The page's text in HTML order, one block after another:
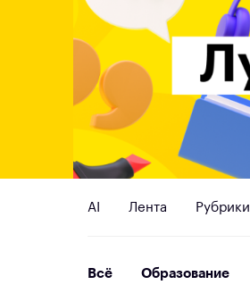
AI Лента Рубрики
Всё Образование